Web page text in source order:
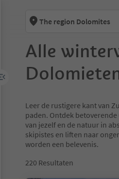
menulink
The region Dolomites
Alle
Leer de rustigere kant van
paden. Ontdek
van jezelf en de natuur in
skipistes en liften naar
worden een belevenis.
220 Resultaten